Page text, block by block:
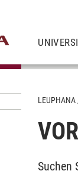
LEUPHANA
Suchen